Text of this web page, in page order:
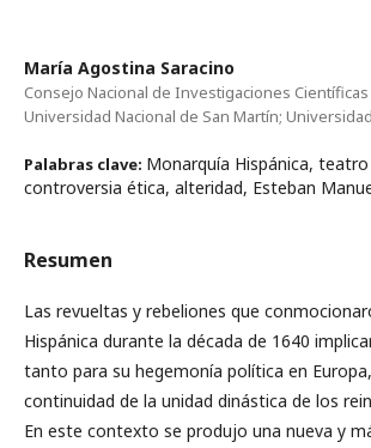
María Agostina Saracino
Consejo Nacional de Investigaciones Científicas
Universidad Nacional de San Martín;
Palabras clave: Monarquía Hispánica,
controversia ética, alteridad, Esteban
Resumen
Las revueltas y rebeliones que
Hispánica durante la década de 1640
tanto para su hegemonía política en
continuidad de la unidad dinástica de los
En este contexto se produjo una nueva y